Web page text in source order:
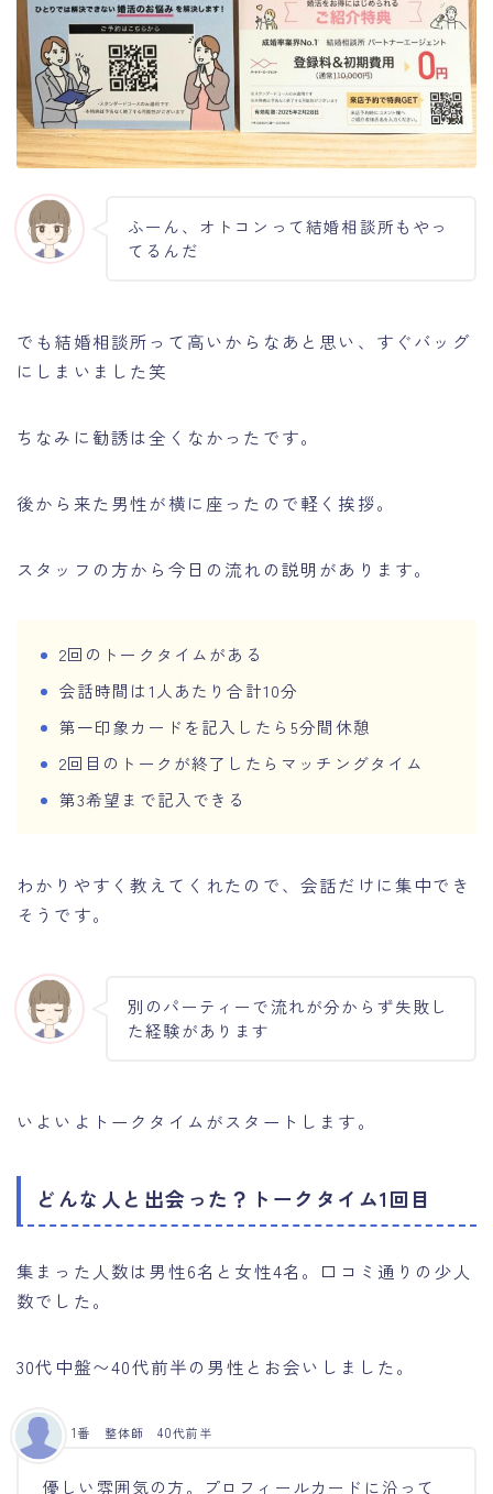
ふーん、オトコンって結婚相談所もやっ
てるんだ
でも結婚相談所って高いからなあと思い、すぐバッグ
にしまいました笑
ちなみに勧誘は全くなかったです。
後から来た男性が横に座ったので軽く挨拶。
スタッフの方から今日の流れの説明があります。
2回のトークタイムがある
会話時間は1人あたり合計10分
第一印象カードを記入したら5分間休憩
2回目のトークが終了したらマッチングタイム
第3希望まで記入できる
わかりやすく教えてくれたので、会話だけに集中でき
そうです。
別のパーティーで流れが分からず失敗し
た経験があります
いよいよトークタイムがスタートします。
どんな人と出会った？トークタイム1回目
集まった人数は男性6名と女性4名。口コミ通りの少人
数でした。
30代中盤〜40代前半の男性とお会いしました。
優しい雰囲気の方。プロフィールカードに沿って
1番 整体師 40代前半